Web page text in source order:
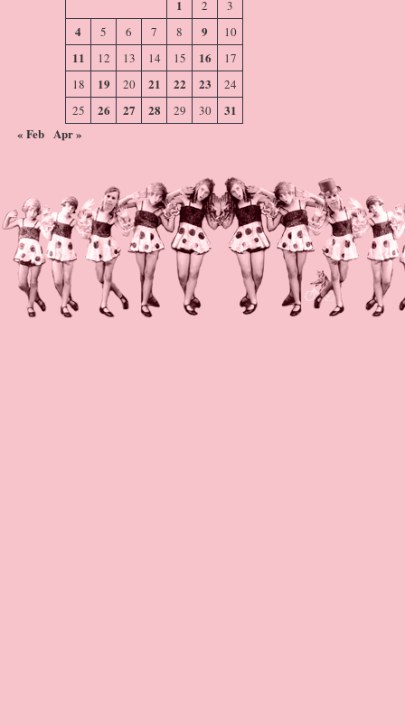
1
2 3
4 5 6 7 8 9 10
11 12 13 14 15 16
17
18
19 20 21 22 23
24
25
26 27 28 29 30
31
« Feb Apr »